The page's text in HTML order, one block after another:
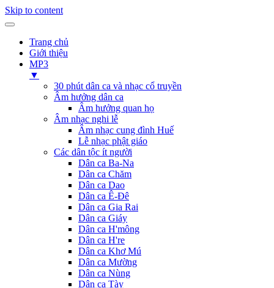
Skip to content
Trang chủ
Giới thiệu
MP3
▼
30 phút dân ca và nhạc cổ truyền
Âm hưởng dân ca
Âm hưởng quan họ
Âm nhạc nghi lễ
Âm nhạc cung đình Huế
Lễ nhạc phật giáo
Các dân tộc ít người
Dân ca Ba-Na
Dân ca Chăm
Dân ca Dao
Dân ca Ê-Đê
Dân ca Gia Rai
Dân ca Giáy
Dân ca H'mông
Dân ca H're
Dân ca Khơ Mú
Dân ca Mường
Dân ca Nùng
Dân ca Tày